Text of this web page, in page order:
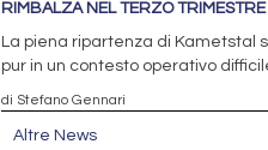
RIMBALZA NEL TERZO TRIMESTRE
La piena ripartenza di Kametstal
pur in un contesto operativo
di Stefano Gennari
Altre News